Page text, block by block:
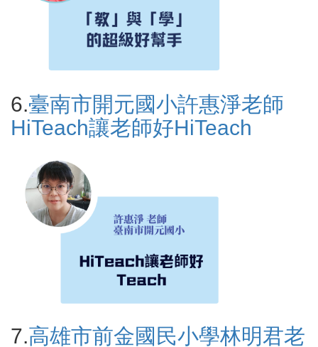
6.臺南市開元國小許惠淨老師
HiTeach讓老師好HiTeach
7.高雄市前金國民小學林明君老